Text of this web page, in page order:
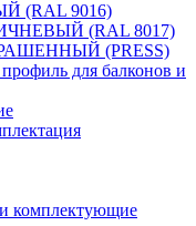
(RAL 9016)
(RAL 8017)
(PRESS)
для балконов и
комплектующие